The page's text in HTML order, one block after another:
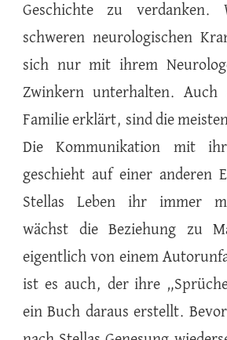
Geschichte zu verdanken.
schweren neurologischen
sich nur mit ihrem
Zwinkern unterhalten.
Familie erklärt, sind die
Die Kommunikation mit
geschieht auf einer anderen
Stellas Leben ihr immer
wächst die Beziehung zu
eigentlich von einem
ist es auch, der ihre
ein Buch daraus erstellt.